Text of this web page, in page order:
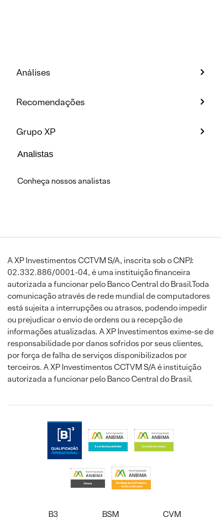
Análises
Recomendações
Grupo XP
Analistas
Conheça nossos analistas
A XP Investimentos CCTVM S/A, inscrita sob o CNPJ:
02.332.886/0001-04, é uma instituição financeira
autorizada a funcionar pelo Banco Central do Brasil.Toda
comunicação através de rede mundial de computadores
está sujeita a interrupções ou atrasos, podendo impedir
ou prejudicar o envio de ordens ou a recepção de
informações atualizadas. A XP Investimentos exime-se de
responsabilidade por danos sofridos por seus clientes,
por força de falha de serviços disponibilizados por
terceiros. A XP Investimentos CCTVM S/A é instituição
autorizada a funcionar pelo Banco Central do Brasil.
B3 BSM CVM